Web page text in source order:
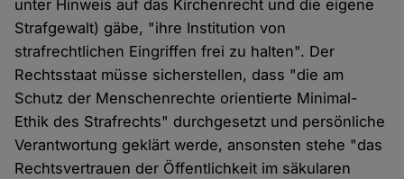
unter Hinweis auf das Kirchenrecht und die eigene
Strafgewalt) gäbe, "ihre Institution von
strafrechtlichen Eingriffen frei zu halten". Der
Rechtsstaat müsse sicherstellen, dass "die am
Schutz der Menschenrechte orientierte Minimal-
Ethik des Strafrechts" durchgesetzt und persönliche
Verantwortung geklärt werde, ansonsten stehe "das
Rechtsvertrauen der Öffentlichkeit im säkularen